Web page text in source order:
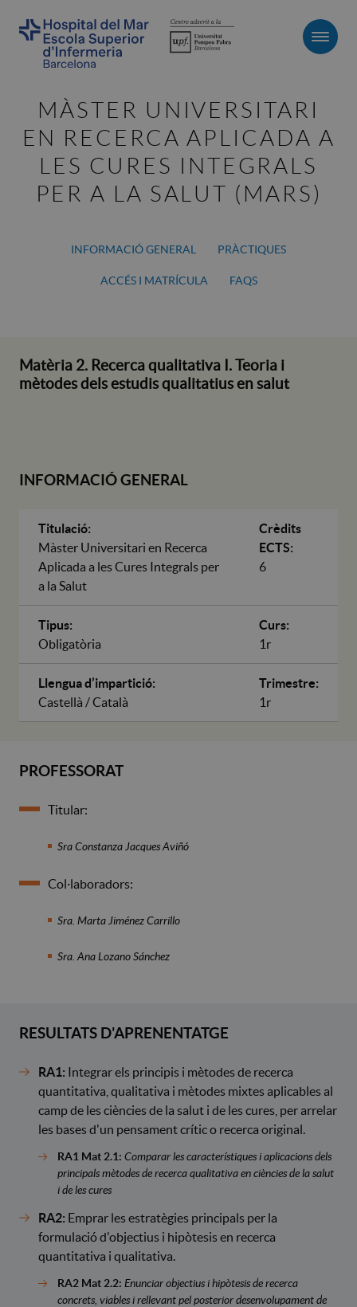
MÀSTER UNIVERSITARI
EN RECERCA APLICADA A
LES CURES INTEGRALS
PER A LA SALUT (MARS)
INFORMACIÓ GENERAL PRÀCTIQUES
ACCÉS I MATRÍCULA FAQS
Matèria 2. Recerca qualitativa I. Teoria i
mètodes dels estudis qualitatius en salut
INFORMACIÓ GENERAL
Titulació:
Màster Universitari en Recerca
Aplicada a les Cures Integrals per
a la Salut
Crèdits
ECTS:
6
Tipus:
Obligatòria
Curs:
1r
Llengua d’impartició:
Castellà / Català
Trimestre:
1r
PROFESSORAT
Titular:
Sra Constanza Jacques Aviñó
Col·laboradors:
Sra. Marta Jiménez Carrillo
Sra. Ana Lozano Sánchez
RESULTATS D'APRENENTATGE
RA1: Integrar els principis i mètodes de recerca
quantitativa, qualitativa i mètodes mixtes aplicables al
camp de les ciències de la salut i de les cures, per arrelar
les bases d'un pensament crític o recerca original.
RA1 Mat 2.1: Comparar les característiques i aplicacions dels
principals mètodes de recerca qualitativa en ciències de la salut
i de les cures
RA2: Emprar les estratègies principals per la
formulació d'objectius i hipòtesis en recerca
quantitativa i qualitativa.
RA2 Mat 2.2: Enunciar objectius i hipòtesis de recerca
concrets, viables i rellevant pel posterior desenvolupament de